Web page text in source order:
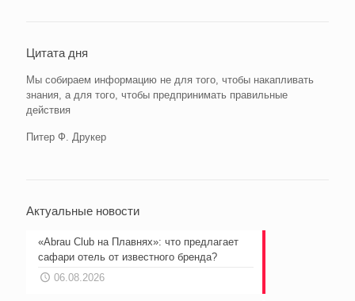
Цитата дня
Мы собираем информацию не для того, чтобы накапливать
знания, а для того, чтобы предпринимать правильные
действия
Питер Ф. Друкер
Актуальные новости
«Abrau Club на Плавнях»: что предлагает
сафари отель от известного бренда?
06.08.2026